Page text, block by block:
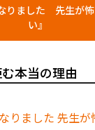
りました 先生が
い』
本当の理由